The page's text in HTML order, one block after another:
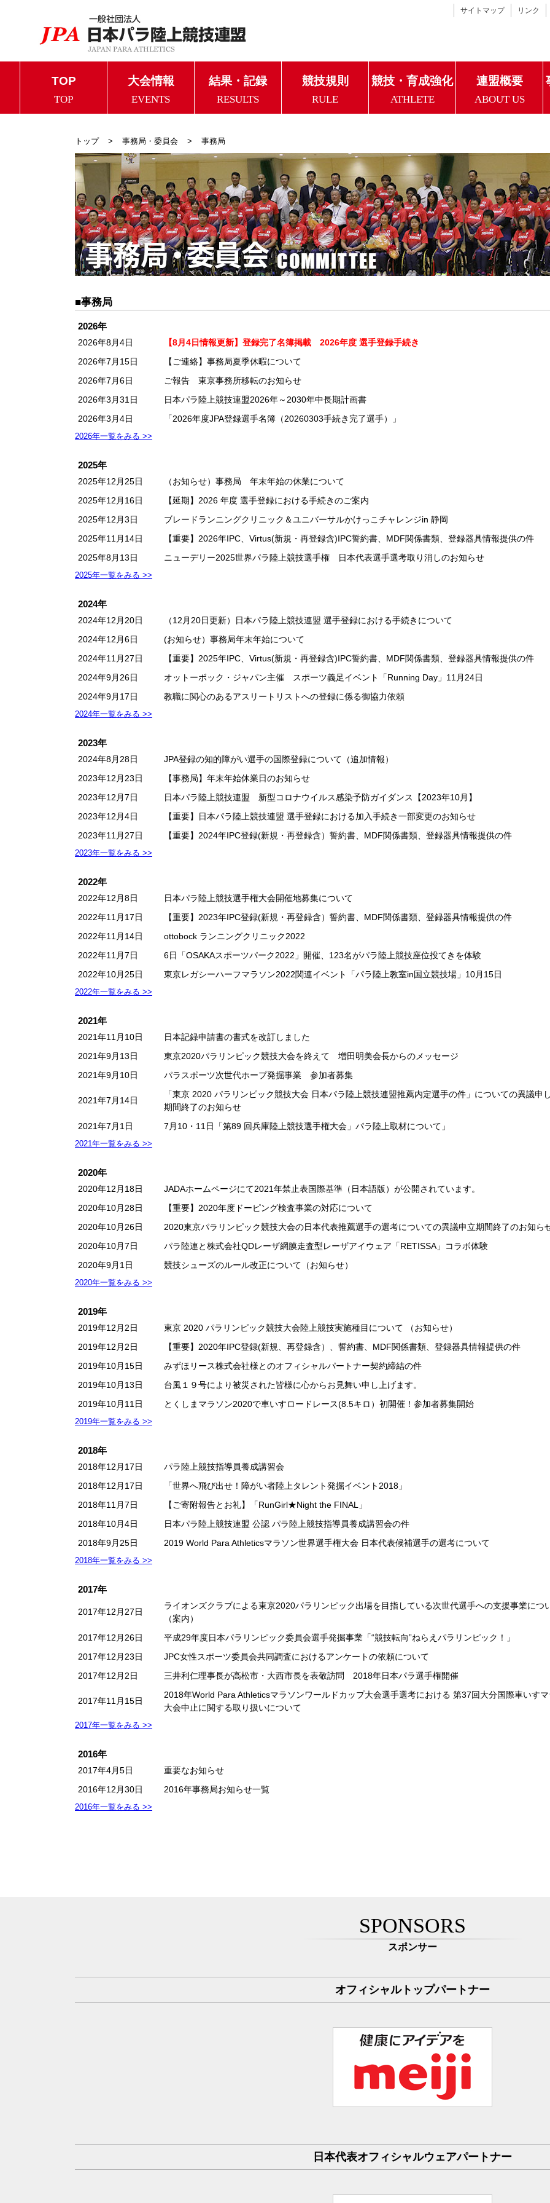
サイトマップ リンク
TOP
TOP
大会情報
EVENTS
結果・記録
RESULTS
競技規則
RULE
競技・育成強化
ATHLETE
連盟概要
ABOUT US
トップ 事務局・委員会 事務局
■事務局
2026年
2026年8月4日
【8月4日情報更新】登録完了名簿掲載 2026年度 選手登録手続き
2026年7月15日
【ご連絡】事務局夏季休暇について
2026年7月6日
ご報告 東京事務所移転のお知らせ
2026年3月31日
日本パラ陸上競技連盟2026年～2030年中長期計画書
2026年3月4日
「2026年度JPA登録選手名簿（20260303手続き完了選手）」
2026年一覧をみる >>
2025年
2025年12月25日
（お知らせ）事務局 年末年始の休業について
2025年12月16日
【延期】2026 年度 選手登録における手続きのご案内
2025年12月3日
ブレードランニングクリニック＆ユニバーサルかけっこチャレンジin 静岡
2025年11月14日
【重要】2026年IPC、Virtus(新規・再登録含)IPC誓約書、MDF関係書類、登録器具情報提供の件
2025年8月13日
ニューデリー2025世界パラ陸上競技選手権 日本代表選手選考取り消しのお知らせ
2025年一覧をみる >>
2024年
2024年12月20日
（12月20日更新）日本パラ陸上競技連盟 選手登録における手続きについて
2024年12月6日
(お知らせ）事務局年末年始について
2024年11月27日
【重要】2025年IPC、Virtus(新規・再登録含)IPC誓約書、MDF関係書類、登録器具情報提供の件
2024年9月26日
オットーボック・ジャパン主催 スポーツ義足イベント「Running Day」11月24日
2024年9月17日
教職に関心のあるアスリートリストへの登録に係る御協力依頼
2024年一覧をみる >>
2023年
2024年8月28日
JPA登録の知的障がい選手の国際登録について（追加情報）
2023年12月23日
【事務局】年末年始休業日のお知らせ
2023年12月7日
日本パラ陸上競技連盟 新型コロナウイルス感染予防ガイダンス【2023年10月】
2023年12月4日
【重要】日本パラ陸上競技連盟 選手登録における加入手続き一部変更のお知らせ
2023年11月27日
【重要】2024年IPC登録(新規・再登録含）誓約書、MDF関係書類、登録器具情報提供の件
2023年一覧をみる >>
2022年
2022年12月8日
日本パラ陸上競技選手権大会開催地募集について
2022年11月17日
【重要】2023年IPC登録(新規・再登録含）誓約書、MDF関係書類、登録器具情報提供の件
2022年11月14日
ottobock ランニングクリニック2022
2022年11月7日
6日「OSAKAスポーツパーク2022」開催、123名がパラ陸上競技座位投てきを体験
2022年10月25日
東京レガシーハーフマラソン2022関連イベント「パラ陸上教室in国立競技場」10月15日
2022年一覧をみる >>
2021年
2021年11月10日
日本記録申請書の書式を改訂しました
2021年9月13日
東京2020パラリンピック競技大会を終えて 増田明美会長からのメッセージ
2021年9月10日
パラスポーツ次世代ホープ発掘事業 参加者募集
2021年7月14日
「東京 2020 パラリンピック競技大会 日本パラ陸上競技連盟推薦内定選手の件」についての異議申
期間終了のお知らせ
2021年7月1日
7月10・11日「第89 回兵庫陸上競技選手権大会」パラ陸上取材について」
2021年一覧をみる >>
2020年
2020年12月18日
JADAホームページにて2021年禁止表国際基準（日本語版）が公開されています。
2020年10月28日
【重要】2020年度ドーピング検査事業の対応について
2020年10月26日
2020東京パラリンピック競技大会の日本代表推薦選手の選考についての異議申立期間終了のお知ら
2020年10月7日
パラ陸連と株式会社QDレーザ網膜走査型レーザアイウェア「RETISSA」コラボ体験
2020年9月1日
競技シューズのルール改正について（お知らせ）
2020年一覧をみる >>
2019年
2019年12月2日
東京 2020 パラリンピック競技大会陸上競技実施種目について （お知らせ）
2019年12月2日
【重要】2020年IPC登録(新規、再登録含）、誓約書、MDF関係書類、登録器具情報提供の件
2019年10月15日
みずほリース株式会社様とのオフィシャルパートナー契約締結の件
2019年10月13日
台風１９号により被災された皆様に心からお見舞い申し上げます。
2019年10月11日
とくしまマラソン2020で車いすロードレース(8.5キロ）初開催！参加者募集開始
2019年一覧をみる >>
2018年
2018年12月17日
パラ陸上競技指導員養成講習会
2018年12月17日
「世界へ飛び出せ！障がい者陸上タレント発掘イベント2018」
2018年11月7日
【ご寄附報告とお礼】「RunGirl★Night the FINAL」
2018年10月4日
日本パラ陸上競技連盟 公認 パラ陸上競技指導員養成講習会の件
2018年9月25日
2019 World Para Athleticsマラソン世界選手権大会 日本代表候補選手の選考について
2018年一覧をみる >>
2017年
2017年12月27日
ライオンズクラブによる東京2020パラリンピック出場を目指している次世代選手への支援事業につ
（案内）
2017年12月26日
平成29年度日本パラリンピック委員会選手発掘事業「“競技転向”ねらえパラリンピック！」
2017年12月23日
JPC女性スポーツ委員会共同調査におけるアンケートの依頼について
2017年12月2日
三井利仁理事長が高松市・大西市長を表敬訪問 2018年日本パラ選手権開催
2017年11月15日
2018年World Para Athleticsマラソンワールドカップ大会選手選考における 第37回大分国際車いす
大会中止に関する取り扱いについて
2017年一覧をみる >>
2016年
2017年4月5日
重要なお知らせ
2016年12月30日
2016年事務局お知らせ一覧
2016年一覧をみる >>
SPONSORS
スポンサー
オフィシャルトップパートナー
日本代表オフィシャルウェアパートナー